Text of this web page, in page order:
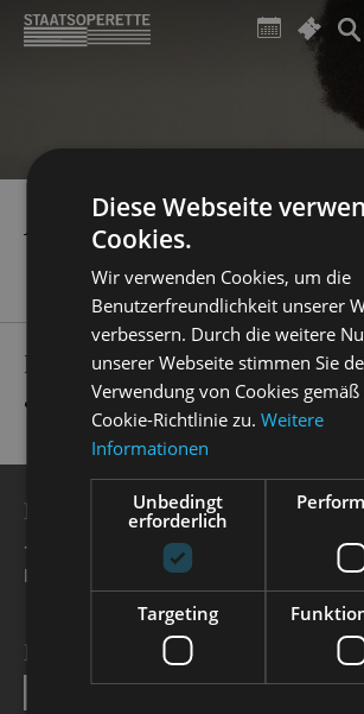
ASWINTHA
PRODUCTIONS
Cabaret“ Sally Bowles
BESUCHERSERVICE
+49 351 32042 222
karten@staatsoperette.de
NEWSLETTER
Diese Webseite
Cookies.
Wir verwenden Cookies, um die
Benutzerfreundlichkeit unserer
verbessern. Durch die weitere
unserer Webseite stimmen Sie
Verwendung von Cookies
Cookie-Richtlinie zu.Weitere
Informationen
Unbedingt
erforderlich
Targeting